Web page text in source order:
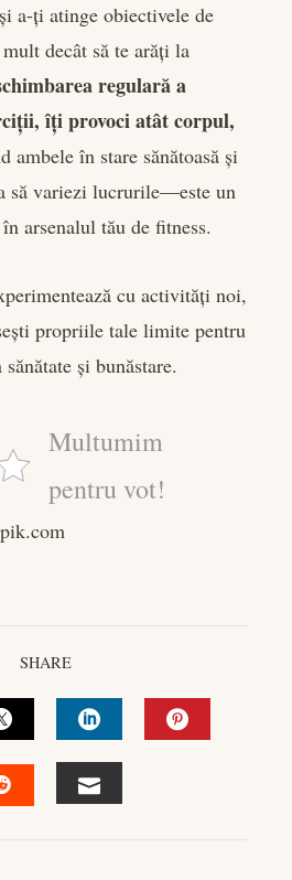
a-ți atinge obiectivele de
decât să te arăți la
regulară a
îți provoci atât corpul,
ambele în stare sănătoasă și
să variezi lucrurile—este un
arsenalul tău de fitness.
cu activități noi,
propriile tale limite pentru
și bunăstare.
Multumim
pentru vot!
SHARE
TWITTERLINKEDIN